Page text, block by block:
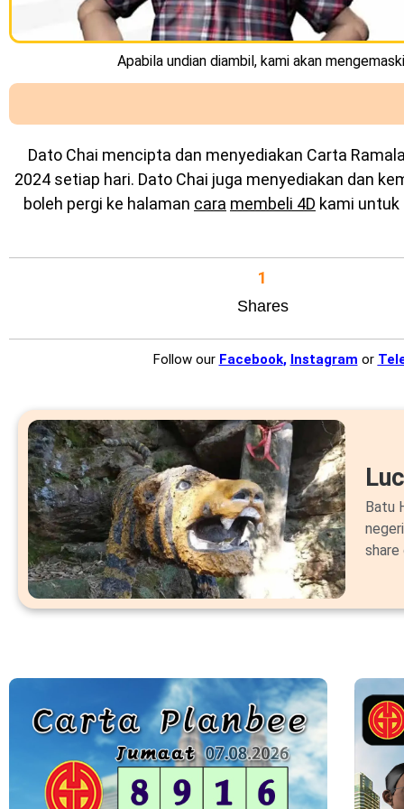
Apabila undian diambil, kami akan
Dato Chai mencipta dan menyediakan Carta
2024 setiap hari. Dato Chai juga menyediakan dan
boleh pergi ke halaman cara membeli 4D kami
Shares
1
Follow our Facebook, Instagram or
Batu
share